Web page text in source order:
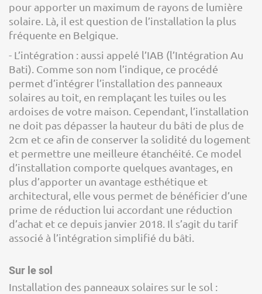
pour apporter un maximum de rayons de lumière
solaire. Là, il est question de l’installation la plus
fréquente en Belgique.
- L’intégration : aussi appelé l’IAB (l’Intégration Au
Bati). Comme son nom l’indique, ce procédé
permet d’intégrer l’installation des panneaux
solaires au toit, en remplaçant les tuiles ou les
ardoises de votre maison. Cependant, l’installation
ne doit pas dépasser la hauteur du bâti de plus de
2cm et ce afin de conserver la solidité du logement
et permettre une meilleure étanchéité. Ce model
d’installation comporte quelques avantages, en
plus d’apporter un avantage esthétique et
architectural, elle vous permet de bénéficier d’une
prime de réduction lui accordant une réduction
d’achat et ce depuis janvier 2018. Il s’agit du tarif
associé à l’intégration simplifié du bâti.
Sur le sol
Installation des panneaux solaires sur le sol :